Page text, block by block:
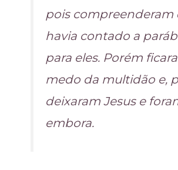
pois compreenderam
havia contado a
para eles. Porém
medo da multidão e,
deixaram Jesus e
embora.